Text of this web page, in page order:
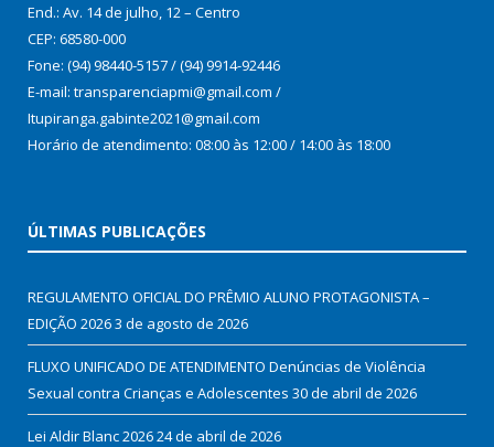
End.: Av. 14 de julho, 12 – Centro
CEP: 68580-000
Fone: (94) 98440-5157 / (94) 9914-92446
E-mail: transparenciapmi@gmail.com /
Itupiranga.gabinte2021@gmail.com
Horário de atendimento: 08:00 às 12:00 / 14:00 às 18:00
ÚLTIMAS PUBLICAÇÕES
REGULAMENTO OFICIAL DO PRÊMIO ALUNO PROTAGONISTA –
EDIÇÃO 20263 de agosto de 2026
FLUXO UNIFICADO DE ATENDIMENTO Denúncias de Violência
Sexual contra Crianças e Adolescentes 30 de abril de 2026
Lei Aldir Blanc 202624 de abril de 2026